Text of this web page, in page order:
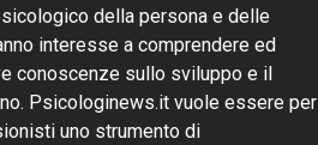
della persona e delle
interesse a comprendere ed
conoscenze sullo sviluppo e il
Psicologinews.it vuole essere per
uno strumento di